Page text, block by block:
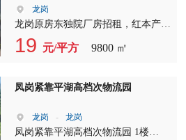
龙岗
龙岗原房东独院厂房招租，红本产权
今天新出原房东独院厂房招租，红本
产权 地址:龙岗社区高速路口附近 厂
2800平 园区空地大
19 元/平方 9800 ㎡
凤岗紧靠平湖高档次物流园
龙岗 - 龙岗
凤岗紧靠平湖高档次物流园 1楼